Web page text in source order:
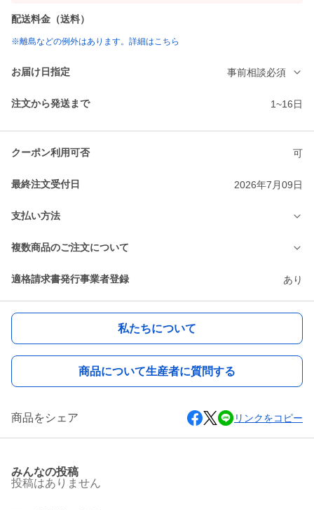
配送料金（送料）
※離島などの例外はあります。詳細はこちら
お届け日指定 事前相談必須
注文から発送まで 1~16日
クーポン利用可否 可
最終注文受付日 2026年7月09日
支払い方法
複数商品のご注文について
適格請求書発行事業者登録 あり
私たちについて
商品について生産者に質問する
商品をシェア リンクをコピー
みんなの投稿
投稿はありません